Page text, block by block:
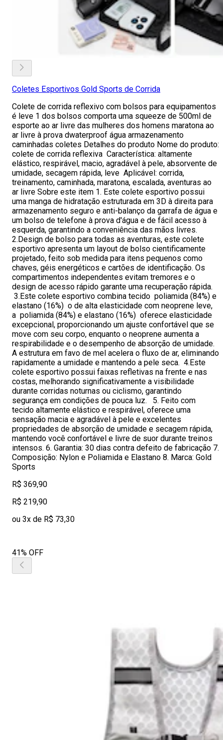
Coletes Esportivos Gold Sports de Corrida
Colete de corrida reflexivo com bolsos para equipamentos
é leve 1 dos bolsos comporta uma squeeze de 500ml de
esporte ao ar livre das mulheres dos homens maratona ao
ar livre à prova dwaterproof água armazenamento
caminhadas coletes Detalhes do produto Nome do produto:
colete de corrida reflexiva Característica: altamente
elástico, respirável, macio, agradável à pele, absorvente de
umidade, secagem rápida, leve Aplicável: corrida,
treinamento, caminhada, maratona, escalada, aventuras ao
ar livre Sobre este item 1. Este colete esportivo possui
uma manga de hidratação estruturada em 3D à direita para
armazenamento seguro e anti-balanço da garrafa de água e
um bolso de telefone à prova d'água e de fácil acesso à
esquerda, garantindo a conveniência das mãos livres.
2.Design de bolso para todas as aventuras, este colete
esportivo apresenta um layout de bolso cientificamente
projetado, feito sob medida para itens pequenos como
chaves, géis energéticos e cartões de identificação. Os
compartimentos independentes evitam tremores e o
design de acesso rápido garante uma recuperação rápida.
3.Este colete esportivo combina tecido poliamida (84%) e
elastano (16%) o de alta elasticidade com neoprene leve,
a poliamida (84%) e elastano (16%) oferece elasticidade
excepcional, proporcionando um ajuste confortável que se
move com seu corpo, enquanto o neoprene aumenta a
respirabilidade e o desempenho de absorção de umidade.
A estrutura em favo de mel acelera o fluxo de ar, eliminando
rapidamente a umidade e mantendo a pele seca. 4.Este
colete esportivo possui faixas refletivas na frente e nas
costas, melhorando significativamente a visibilidade
durante corridas noturnas ou ciclismo, garantindo
segurança em condições de pouca luz. 5. Feito com
tecido altamente elástico e respirável, oferece uma
sensação macia e agradável à pele e excelentes
propriedades de absorção de umidade e secagem rápida,
mantendo você confortável e livre de suor durante treinos
intensos. 6. Garantia: 30 dias contra defeito de fabricação 7.
Composição: Nylon e Poliamida e Elastano 8. Marca: Gold
Sports
R$ 369,90
R$ 219,90
ou 3x de R$ 73,30
41% OFF